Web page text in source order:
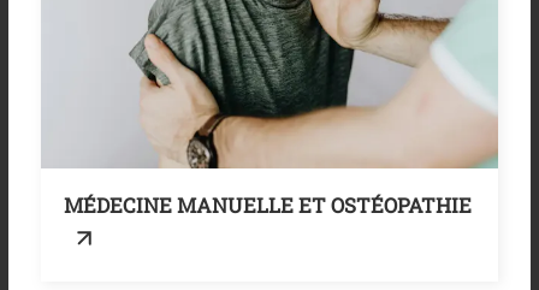
MÉDECINE MANUELLE ET OSTÉOPATHIE